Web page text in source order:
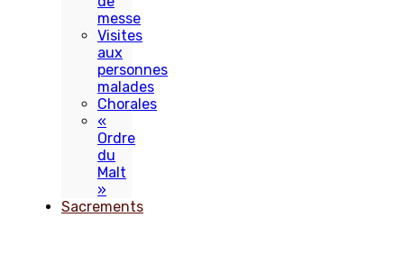
messe
Visites
aux
personnes
malades
Chorales
«
Ordre
du
Malt
»
Sacrements